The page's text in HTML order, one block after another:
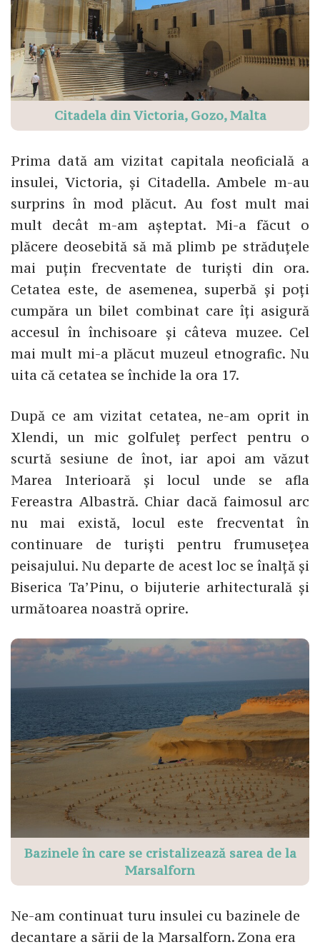
Citadela din Victoria, Gozo, Malta
Prima dată am vizitat capitala neoficială a
insulei, Victoria, și Citadella. Ambele m-au
surprins în mod plăcut. Au fost mult mai
mult decât m-am așteptat. Mi-a făcut o
plăcere deosebită să mă plimb pe străduțele
mai puțin frecventate de turiști din ora.
Cetatea este, de asemenea, superbă și poți
cumpăra un bilet combinat care îți asigură
accesul în închisoare și câteva muzee. Cel
mai mult mi-a plăcut muzeul etnografic. Nu
uita că cetatea se închide la ora 17.
După ce am vizitat cetatea, ne-am oprit in
Xlendi, un mic golfuleț perfect pentru o
scurtă sesiune de înot, iar apoi am văzut
Marea Interioară și locul unde se afla
Fereastra Albastră. Chiar dacă faimosul arc
nu mai există, locul este frecventat în
continuare de turiști pentru frumusețea
peisajului. Nu departe de acest loc se înalță și
Biserica Ta’Pinu, o bijuterie arhitecturală și
următoarea noastră oprire.
Bazinele în care se cristalizează sarea de la
Marsalforn
Ne-am continuat turu insulei cu bazinele de
decantare a sării de la Marsalforn. Zona era